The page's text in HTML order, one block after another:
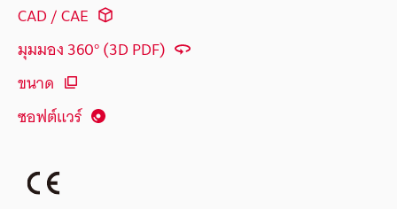
CAD / CAE
มุมมอง 360° (3D PDF)
ขนาด
ซอฟต์แวร์